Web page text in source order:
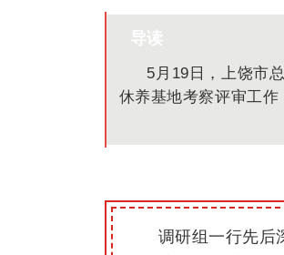
导读
5月19日，上饶市
休养基地考察评审工作
调研组一行先后